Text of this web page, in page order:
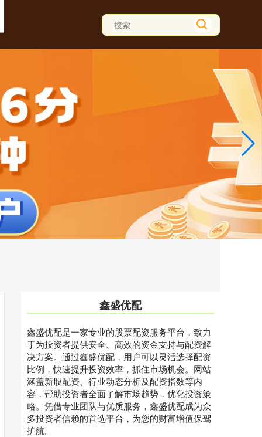
鑫盛优配
鑫盛优配是一家专业的股票配资服务平台，致力
于为投资者提供安全、高效的资金支持与配资解
决方案。通过鑫盛优配，用户可以灵活选择配资
比例，快速提升投资效率，抓住市场机会。网站
涵盖新股配资、行业动态分析及配资指数等内
容，帮助投资者全面了解市场趋势，优化投资策
略。凭借专业团队与优质服务，鑫盛优配成为众
多投资者信赖的首选平台，为您的财富增值保驾
护航。